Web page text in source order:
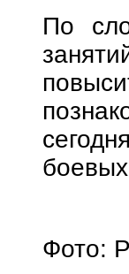
По
Фото: